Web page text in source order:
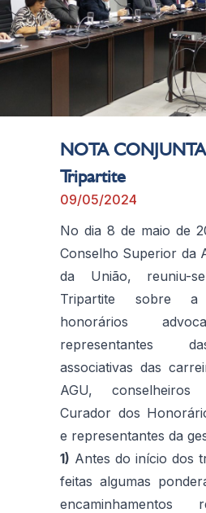
NOTA
Tripartite
09/05/2024
No dia 8 de maio de
Conselho Superior da
da União, reuniu-
Tripartite sobre
honorários
representantes
associativas das
AGU,
Curador dos
e representantes da
1) Antes do início dos
feitas algumas
encaminhamentos